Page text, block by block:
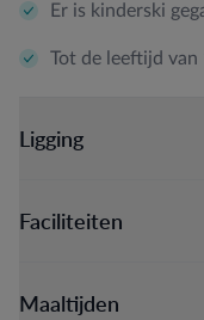
Er is kinderski
Tot de leeftijd
Ligging
Faciliteiten
Maaltijden